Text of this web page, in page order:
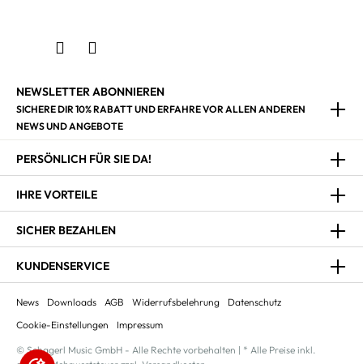
NEWSLETTER ABONNIEREN
SICHERE DIR 10% RABATT UND ERFAHRE VOR ALLEN ANDEREN
NEWS UND ANGEBOTE
PERSÖNLICH FÜR SIE DA!
IHRE VORTEILE
SICHER BEZAHLEN
KUNDENSERVICE
News Downloads AGB Widerrufsbelehrung
Datenschutz
Cookie-Einstellungen
Impressum
© Schagerl Music GmbH - Alle Rechte vorbehalten | * Alle Preise inkl.